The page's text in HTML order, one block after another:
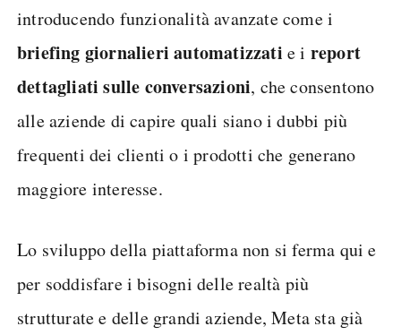
introducendo funzionalità avanzate come i
briefing giornalieri automatizzati e i report
dettagliati sulle conversazioni, che consentono
alle aziende di capire quali siano i dubbi più
frequenti dei clienti o i prodotti che generano
maggiore interesse.
Lo sviluppo della piattaforma non si ferma qui e
per soddisfare i bisogni delle realtà più
strutturate e delle grandi aziende, Meta sta già